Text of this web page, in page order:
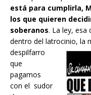
está para cumplirla,
los que quieren
soberanos. La ley, esa
dentro del latrocinio, la
despilfarro
que
pagamos
con el sudor